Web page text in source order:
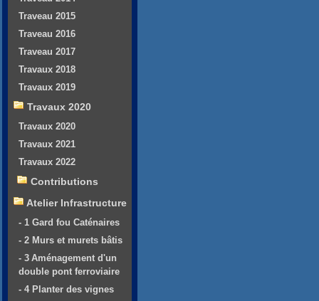
Traveau 2015
Traveau 2016
Traveau 2017
Travaux 2018
Travaux 2019
Travaux 2020
Travaux 2020
Travaux 2021
Travaux 2022
Contributions
Atelier Infrastructure
- 1 Gard fou Caténaires
- 2 Murs et murets bâtis
- 3 Aménagement d'un
double pont ferroviaire
- 4 Planter des vignes